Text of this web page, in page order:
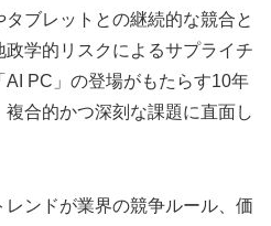
ブレットとの継続的な競合と
学的リスクによるサプライチ
AI PC」の登場がもたらす10年
合的かつ深刻な課題に直面し
ンドが業界の競争ルール、価